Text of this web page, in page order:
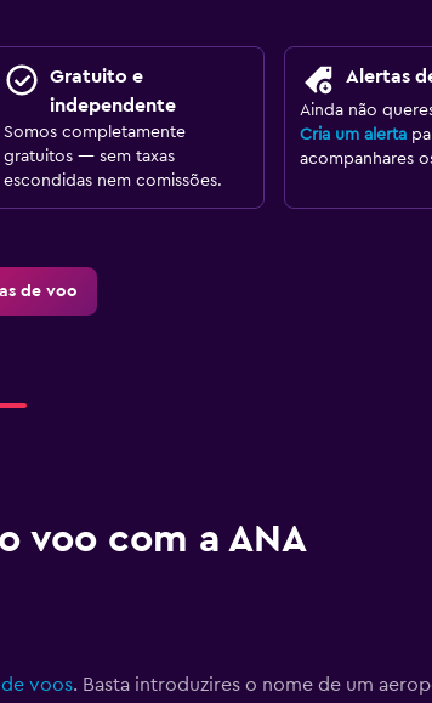
Gratuito e
independente
Somos completamente
gratuitos — sem taxas
escondidas nem comissões.
Alertas
Ainda não
Cria um alerta
acompanhares
de voo
voo com a ANA
voos. Basta introduzires o nome de um